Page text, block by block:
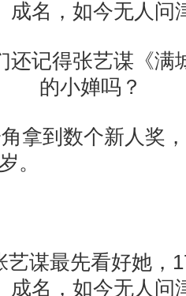
记得张艺谋《满
的小婵吗？
拿到数个新人奖
。